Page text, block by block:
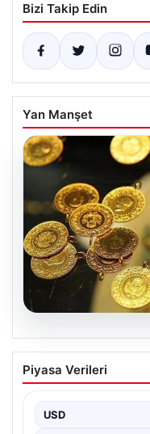
Bizi Takip Edin
Yan Manşet
07.08.2026
Altın fiyatları
fiyatları bugün
Piyasa Verileri
USD